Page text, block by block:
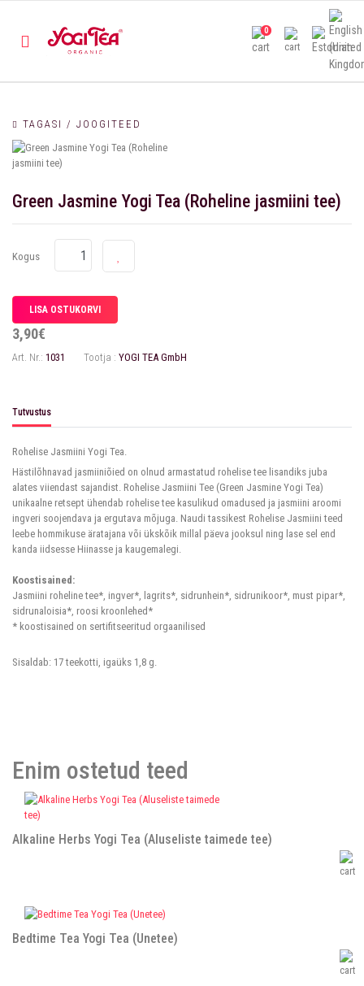
0
TAGASI / JOOGITEED
Green Jasmine Yogi Tea (Roheline jasmiini tee)
Kogus
3,90€
Art. Nr.: 1031 Tootja : YOGI TEA GmbH
Tutvustus
Rohelise Jasmiini Yogi Tea.
Hästilõhnavad jasmiiniõied on olnud armastatud rohelise tee lisandiks juba
alates viiendast sajandist. Rohelise Jasmiini Tee (Green Jasmine Yogi Tea)
unikaalne retsept ühendab rohelise tee kasulikud omadused ja jasmiini aroomi
ingveri soojendava ja ergutava mõjuga. Naudi tassikest Rohelise Jasmiini teed
leebe hommikuse äratajana või ükskõik millal päeva jooksul ning lase sel end
kanda iidsesse Hiinasse ja kaugemalegi.
Koostisained:
Jasmiini roheline tee*, ingver*, lagrits*, sidrunhein*, sidrunikoor*, must pipar*,
sidrunaloisia*, roosi kroonlehed*
* koostisained on sertifitseeritud orgaanilised
Sisaldab: 17 teekotti, igaüks 1,8 g.
Enim ostetud teed
Alkaline Herbs Yogi Tea (Aluseliste taimede tee)
Bedtime Tea Yogi Tea (Unetee)